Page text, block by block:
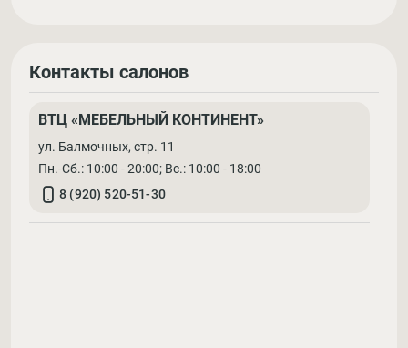
Контакты салонов
ВТЦ «МЕБЕЛЬНЫЙ КОНТИНЕНТ»
ул. Балмочных, стр. 11
Пн.-Сб.: 10:00 - 20:00; Вс.: 10:00 - 18:00
8 (920) 520-51-30